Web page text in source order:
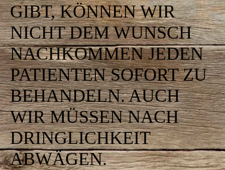
GIBT, KÖNNEN WIR
NICHT DEM WUNSCH
NACHKOMMEN JEDEN
PATIENTEN SOFORT ZU
BEHANDELN. AUCH
WIR MÜSSEN NACH
DRINGLICHKEIT
ABWÄGEN.